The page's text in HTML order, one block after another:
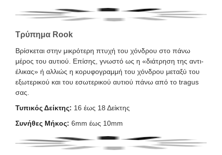
Τρύπημα Rook
Βρίσκεται στην μικρότερη πτυχή του χόνδρου στο πάνω
μέρος του αυτιού. Επίσης, γνωστό ως η «διάτρηση της αντι-
έλικας» ή αλλιώς η κορυφογραμμή του χόνδρου μεταξύ του
εξωτερικού και του εσωτερικού αυτιού πάνω από το tragus
σας.
Τυπικός Δείκτης: 16 έως 18 Δείκτης
Συνήθες Μήκος: 6mm έως 10mm